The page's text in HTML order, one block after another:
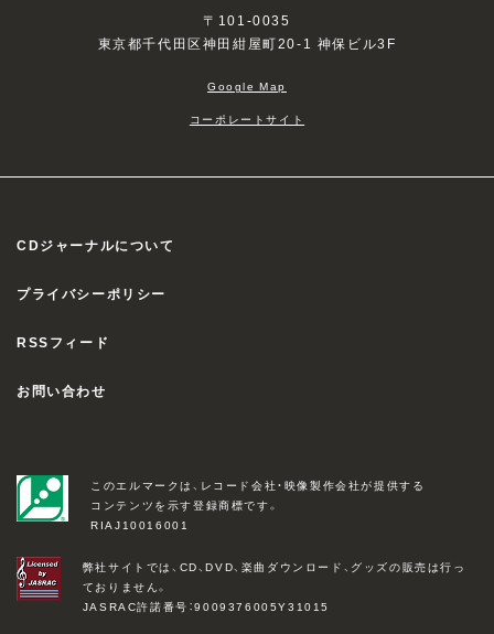
〒101-0035
東京都千代田区神田紺屋町20-1 神保ビル3F
Google Map
コーポレートサイト
CDジャーナルについて
プライバシーポリシー
RSSフィード
お問い合わせ
このエルマークは、レコード会社・映像製作会社が提供する
コンテンツを示す登録商標です。
RIAJ10016001
弊社サイトでは、CD、DVD、楽曲ダウンロード、グッズの販売は行っ
ておりません。
JASRAC許諾番号：9009376005Y31015